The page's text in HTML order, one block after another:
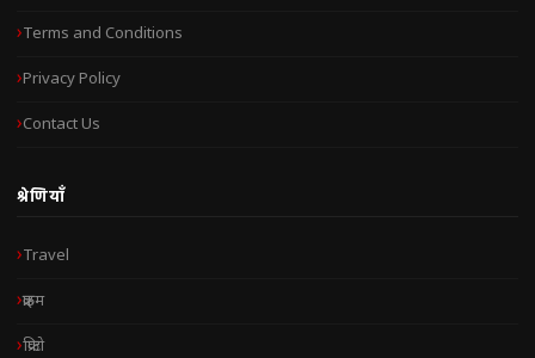
Terms and Conditions
Privacy Policy
Contact Us
श्रेणियाँ
Travel
क्राइम
क्रिप्टो